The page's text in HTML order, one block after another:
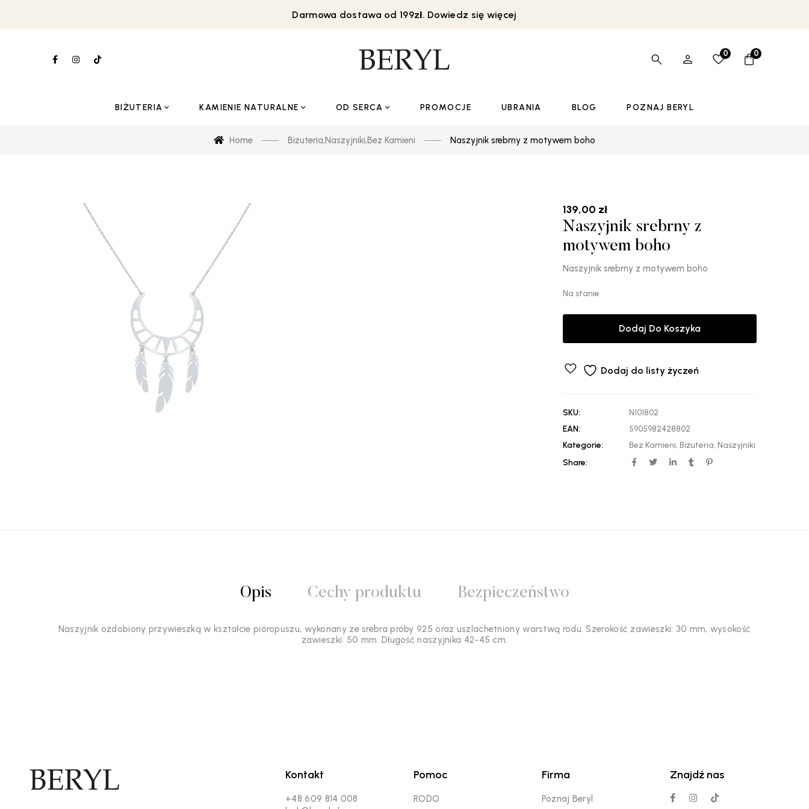
Darmowa dostawa od 199zł. Dowiedz się więcej
0 0
BIŻUTERIA KAMIENIE NATURALNE OD SERCA PROMOCJE UBRANIA BLOG POZNAJ BERYL
Home Biżuteria,Naszyjniki,Bez Kamieni Naszyjnik srebrny z motywem boho
139,00 zł
Naszyjnik srebrny z
motywem boho
Naszyjnik srebrny z motywem boho
Na stanie
Dodaj Do Koszyka
Dodaj do listy życzeń
SKU:
N101802
EAN:
5905982428802
Kategorie:
Bez Kamieni, Biżuteria, Naszyjniki
Share:
Opis Cechy produktu Bezpieczeństwo
Naszyjnik ozdobiony przywieszką w kształcie pióropuszu, wykonany ze srebra próby 925 oraz uszlachetniony warstwą rodu. Szerokość zawieszki: 30 mm, wysokość
zawieszki: 50 mm. Długość naszyjnika 42-45 cm.
Kontakt
+48 609 814 008
Pomoc
RODO
Firma
Poznaj Beryl
Znajdź nas